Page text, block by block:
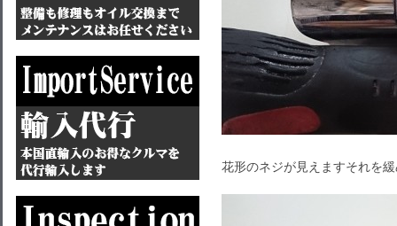
花形のネジが見えますそれを